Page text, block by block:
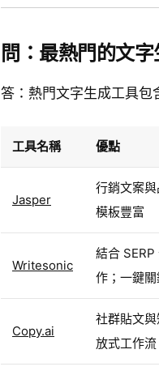
問：最熱門的文
答：熱門文字生成工具
工具名稱 優點
Jasper
行銷文案與
模板豐富
Writesonic
結合 SERP
作；一鍵
Copy.ai
社群貼文
放式工作流